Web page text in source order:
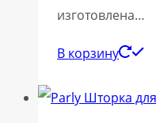
изготовлена…
В корзину